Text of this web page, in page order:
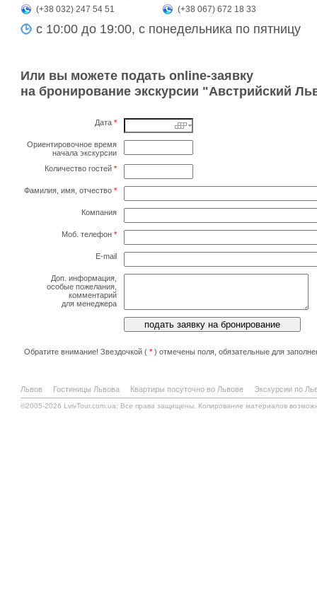
(+38 032) 247 54 51 (+38 067) 672 18 33
с 10:00 до 19:00, с понедельника по пятницу
Или вы можете подать online-заявку
на бронирование экскурсии "Австрийский
Дата *
Ориентировочное время
начала экскурсии
Количество гостей *
Фамилия, имя, отчество *
Компания
Моб. телефон *
E-mail
Доп. информация,
особые пожелания,
комментарий
для менеджера
Обратите внимание! Звездочкой ( *) отмечены поля, обязательные для
Львов Гостиницы Львова Квартиры посуточно во Львове Экскурсии по
©2005-2026 LvivTour.com.ua: Все права защищены. Копирование материалов